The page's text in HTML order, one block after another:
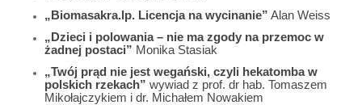
„Biomasakra.lp. Licencja na wycinanie” Alan Weiss
„Dzieci i polowania – nie ma zgody na przemoc w
żadnej postaci” Monika Stasiak
„Twój prąd nie jest wegański, czyli hekatomba w
polskich rzekach” wywiad z prof. dr hab. Tomaszem
Mikołajczykiem i dr. Michałem Nowakiem